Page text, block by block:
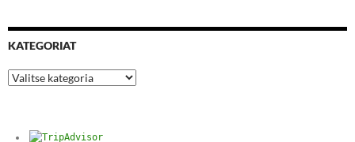
KATEGORIAT
Kategoriat